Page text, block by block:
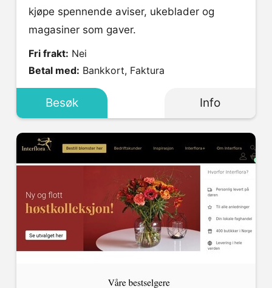
kjøpe spennende aviser, ukeblader og
magasiner som gaver.
Fri frakt: Nei
Betal med: Bankkort, Faktura
Besøk Info